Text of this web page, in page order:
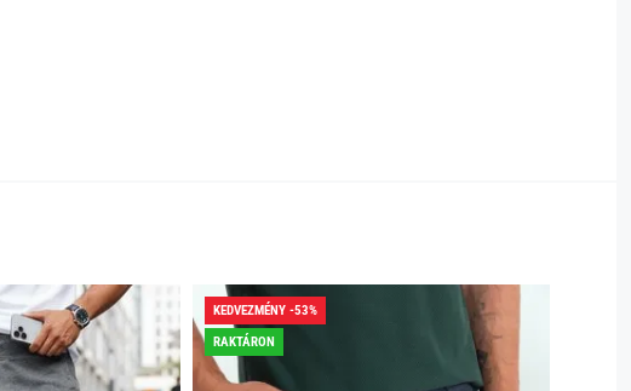
KEDVEZMÉNY -53%
RAKTÁRON